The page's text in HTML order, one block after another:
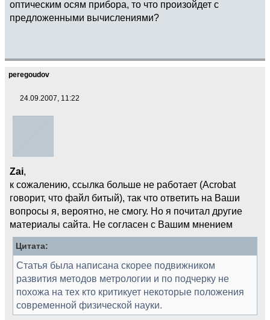
оптическим осям прибора, то что произойдет с
предложенными вычислениями?
peregoudov
24.09.2007, 11:22
Zai,
к сожалению, ссылка больше не работает (Acrobat
говорит, что файл битый), так что ответить на Ваши
вопросы я, вероятно, не смогу. Но я почитал другие
материалы сайта. Не согласен с Вашим мнением
Цитата:
Статья была написана скорее подвижником
развития методов метрологии и по подчерку не
похожа на тех кто критикует некоторые положения
современной физической науки.